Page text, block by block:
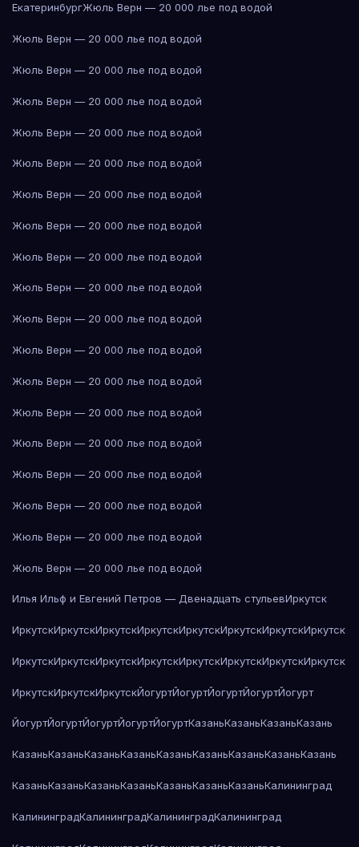
ЕкатеринбургЖюль Верн — 20 000 лье под водой
Жюль Верн — 20 000 лье под водой
Жюль Верн — 20 000 лье под водой
Жюль Верн — 20 000 лье под водой
Жюль Верн — 20 000 лье под водой
Жюль Верн — 20 000 лье под водой
Жюль Верн — 20 000 лье под водой
Жюль Верн — 20 000 лье под водой
Жюль Верн — 20 000 лье под водой
Жюль Верн — 20 000 лье под водой
Жюль Верн — 20 000 лье под водой
Жюль Верн — 20 000 лье под водой
Жюль Верн — 20 000 лье под водой
Жюль Верн — 20 000 лье под водой
Жюль Верн — 20 000 лье под водой
Жюль Верн — 20 000 лье под водой
Жюль Верн — 20 000 лье под водой
Жюль Верн — 20 000 лье под водой
Жюль Верн — 20 000 лье под водой
Илья Ильф и Евгений Петров — Двенадцать стульевИркутск
ИркутскИркутскИркутскИркутскИркутскИркутскИркутскИркутск
ИркутскИркутскИркутскИркутскИркутскИркутскИркутскИркутск
ИркутскИркутскИркутскЙогуртЙогуртЙогуртЙогуртЙогурт
ЙогуртЙогуртЙогуртЙогуртЙогуртКазаньКазаньКазаньКазань
КазаньКазаньКазаньКазаньКазаньКазаньКазаньКазаньКазань
КазаньКазаньКазаньКазаньКазаньКазаньКазаньКалининград
КалининградКалининградКалининградКалининград